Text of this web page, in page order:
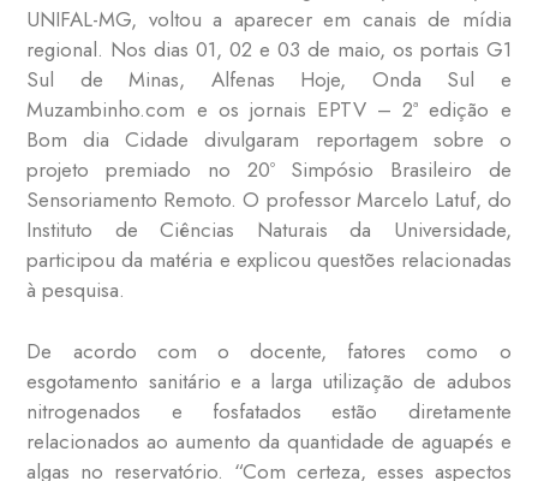
UNIFAL-MG, voltou a aparecer em canais de mídia
regional. Nos dias 01, 02 e 03 de maio, os portais G1
Sul de Minas, Alfenas Hoje, Onda Sul e
Muzambinho.com e os jornais EPTV – 2ª edição e
Bom dia Cidade divulgaram reportagem sobre o
projeto premiado no 20º Simpósio Brasileiro de
Sensoriamento Remoto. O professor Marcelo Latuf, do
Instituto de Ciências Naturais da Universidade,
participou da matéria e explicou questões relacionadas
à pesquisa.
De acordo com o docente, fatores como o
esgotamento sanitário e a larga utilização de adubos
nitrogenados e fosfatados estão diretamente
relacionados ao aumento da quantidade de aguapés e
algas no reservatório. “Com certeza, esses aspectos